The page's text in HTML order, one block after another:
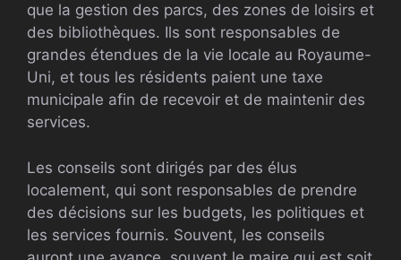
que la gestion des parcs, des zones de loisirs et
des bibliothèques. Ils sont responsables de
grandes étendues de la vie locale au Royaume-
Uni, et tous les résidents paient une taxe
municipale afin de recevoir et de maintenir des
services.
Les conseils sont dirigés par des élus
localement, qui sont responsables de prendre
des décisions sur les budgets, les politiques et
les services fournis. Souvent, les conseils